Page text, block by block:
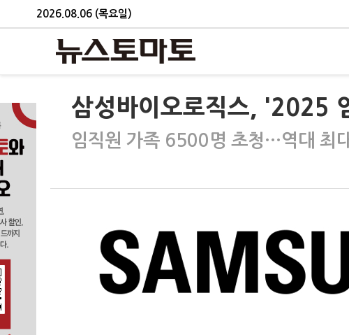
2026.08.06 (목요일)
삼성바이오로직스, '2025
임직원 가족 6500명 초청…역대 최